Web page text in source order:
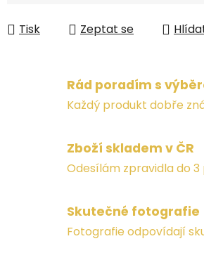
Tisk Zeptat se
Rád poradím s
Každý produkt dobře
Zboží skladem v ČR
Odesílám zpravidla do
Skutečné fotografie
Fotografie odpovídají